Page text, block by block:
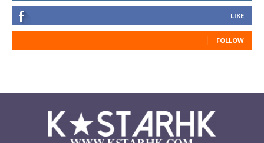
LIKE
FOLLOW